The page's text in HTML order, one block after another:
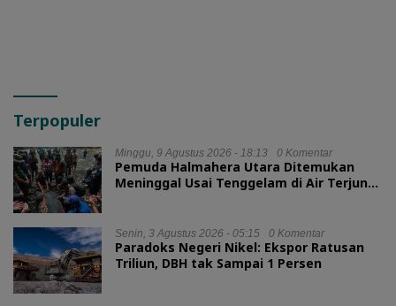
Terpopuler
Minggu, 9 Agustus 2026 - 18:13 0 Komentar
Pemuda Halmahera Utara Ditemukan
Meninggal Usai Tenggelam di Air Terjun
Senin, 3 Agustus 2026 - 05:15 0 Komentar
Paradoks Negeri Nikel: Ekspor Ratusan
Triliun, DBH tak Sampai 1 Persen